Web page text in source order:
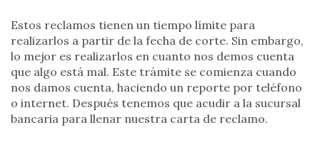
Estos reclamos tienen un tiempo límite para
realizarlos a partir de la fecha de corte. Sin embargo,
lo mejor es realizarlos en cuanto nos demos cuenta
que algo está mal. Este trámite se comienza cuando
nos damos cuenta, haciendo un reporte por teléfono
o internet. Después tenemos que acudir a la sucursal
bancaria para llenar nuestra carta de reclamo.